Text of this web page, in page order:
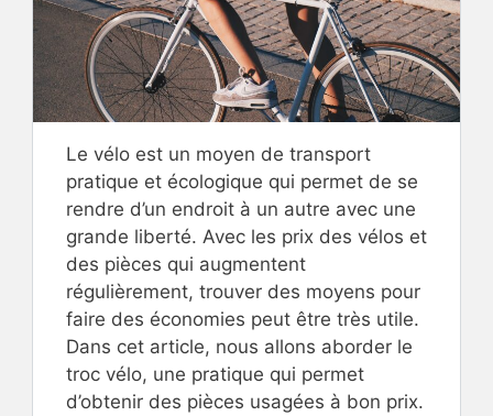
Le vélo est un moyen de transport
pratique et écologique qui permet de se
rendre d’un endroit à un autre avec une
grande liberté. Avec les prix des vélos et
des pièces qui augmentent
régulièrement, trouver des moyens pour
faire des économies peut être très utile.
Dans cet article, nous allons aborder le
troc vélo, une pratique qui permet
d’obtenir des pièces usagées à bon prix.